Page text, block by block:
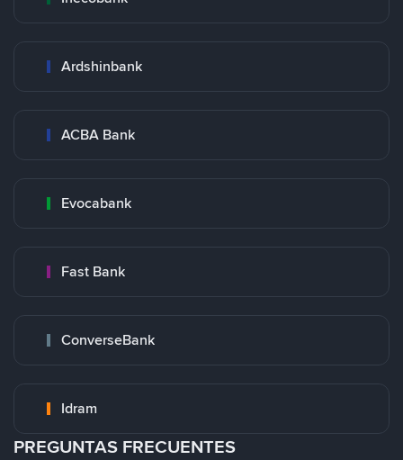
Ardshinbank
ACBA Bank
Evocabank
Fast Bank
ConverseBank
Idram
PREGUNTAS FRECUENTES